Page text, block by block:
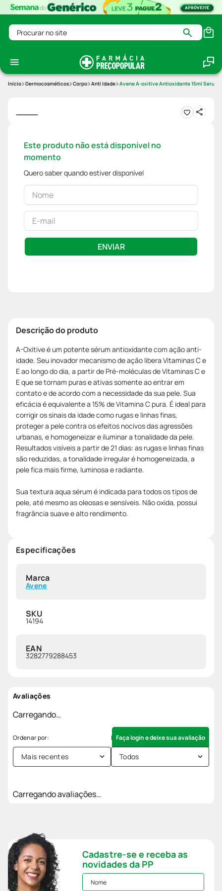
Procurar no site
Dermocosméticos Corpo Anti Idade Avene A-oxitive Antioxidante 15ml Serum
Este produto não está disponível no
momento
Quero saber quando estiver disponível
ENVIAR
Descrição do produto
A-Oxitive é um potente sérum antioxidante com ação anti-
idade. Seu inovador mecanismo de ação libera Vitaminas C e
E ao longo do dia, a partir de Pré-moléculas de Vitaminas C e
E que se tornam puras e ativas somente ao entrar em
contato e de acordo com a necessidade da sua pele. Sua
eficácia é equivalente a 15% de Vitamina C pura. É ideal para
corrigir os sinais da idade como rugas e linhas finas,
proteger a pele contra os efeitos nocivos das agressões
urbanas, e homogeneizar e iluminar a tonalidade da pele.
Resultados visíveis a partir de 21 dias: as rugas e linhas finas
são reduzidas, a tonalidade irregular é homogeneizada, a
pele fica mais firme, luminosa e radiante.
Sua textura aqua sérum é indicada para todos os tipos de
pele, até mesmo as oleosas e sensíveis. Não oxida, possui
fragrância suave e alto rendimento.
Especificações
Marca
Avene
SKU
14194
EAN
3282779288453
Avaliações
Carregando…
Faça login e deixe sua avaliação
Mais recentes Todos
Carregando avaliações…
Cadastre-se e receba as
novidades da PP